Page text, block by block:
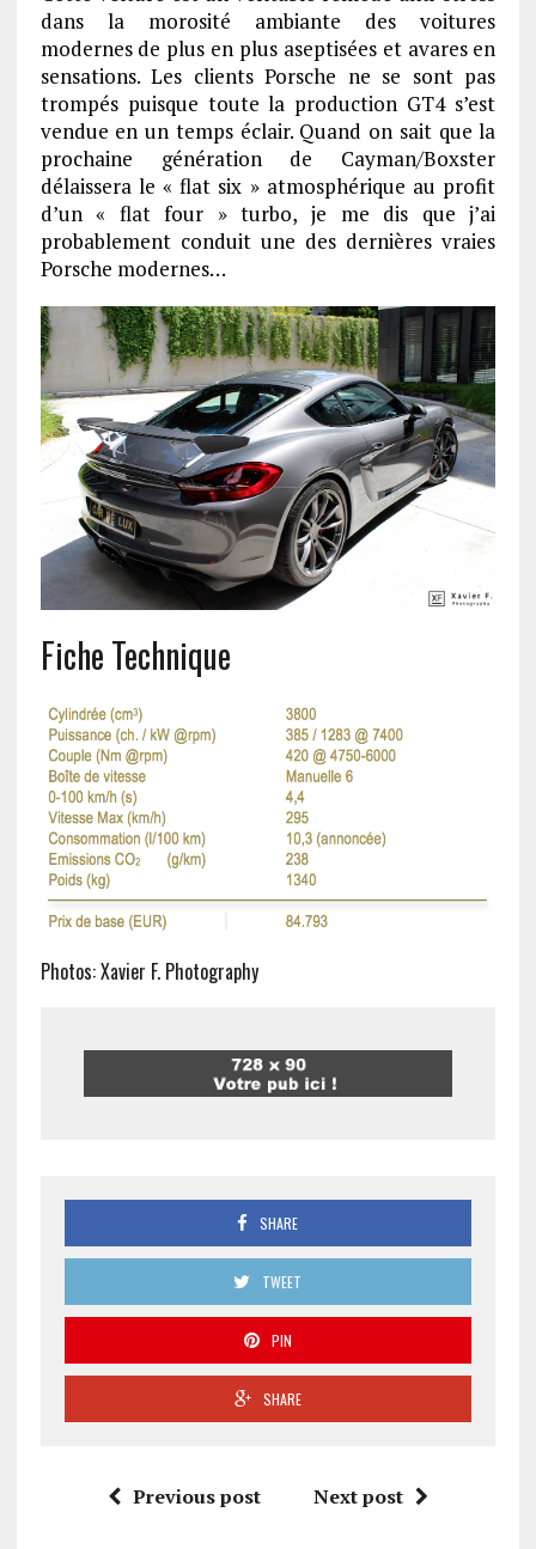
dans la morosité ambiante des voitures
modernes de plus en plus aseptisées et avares en
sensations. Les clients Porsche ne se sont pas
trompés puisque toute la production GT4 s’est
vendue en un temps éclair. Quand on sait que la
prochaine génération de Cayman/Boxster
délaissera le « flat six » atmosphérique au profit
d’un « flat four » turbo, je me dis que j’ai
probablement conduit une des dernières vraies
Porsche modernes…
Fiche Technique
Photos: Xavier F. Photography
SHARE
TWEET
PIN
SHARE
Previous post Next post